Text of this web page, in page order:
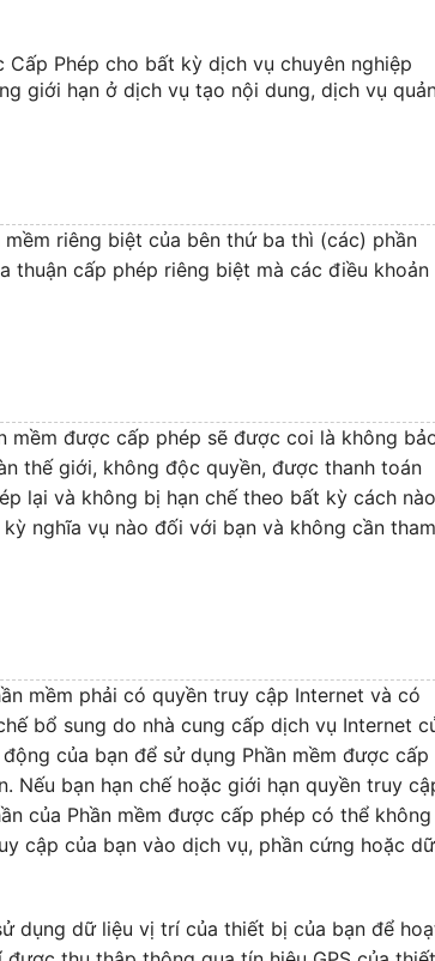
Phép cho bất kỳ dịch vụ chuyên nghiệp
giới hạn ở dịch vụ tạo nội dung, dịch vụ
riêng biệt của bên thứ ba thì (các) phần
thuận cấp phép riêng biệt mà các điều khoản
mềm được cấp phép sẽ được coi là không
thế giới, không độc quyền, được thanh toán
lại và không bị hạn chế theo bất kỳ cách nào
nghĩa vụ nào đối với bạn và không cần tham
mềm phải có quyền truy cập Internet và có
bổ sung do nhà cung cấp dịch vụ Internet
của bạn để sử dụng Phần mềm được cấp
Nếu bạn hạn chế hoặc giới hạn quyền truy
của Phần mềm được cấp phép có thể không
cập của bạn vào dịch vụ, phần cứng hoặc dữ
dụng dữ liệu vị trí của thiết bị của bạn để